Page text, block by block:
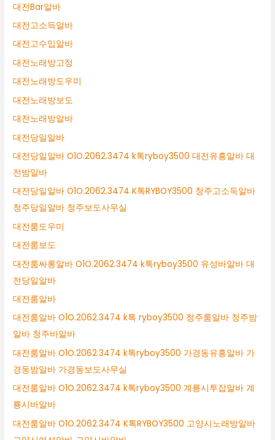
대전Bar알바
대전고소득알바
대전고수입알바
대전노래방고정
대전노래방도우미
대전노래방보도
대전노래방알바
대전당일알바
대전당일알바 O1O.2062.3474 k톡ryboy3500 대전유흥알바 대
전밤알바
대전당일알바 O1O.2062.3474 K톡RYBOY3500 청주고소득알바
청주당일알바 청주보도사무실
대전룸도우미
대전룸보도
대전룸싸롱알바 O1O.2062.3474 k톡ryboy3500 유성바알바 대
전당일알바
대전룸알바
대전룸알바 O1O.2062.3474 k톡 ryboy3500 청주룸알바 청주밤
알바 청주바알바
대전룸알바 O1O.2062.3474 k톡ryboy3500 가경동유흥알바 가
경동밤알바 가경동보도사무실
대전룸알바 O1O.2062.3474 k톡ryboy3500 계룡시투잡알바 계
룡시바알바
대전룸알바 O1O.2062.3474 K톡RYBOY3500 고양시노래방알바